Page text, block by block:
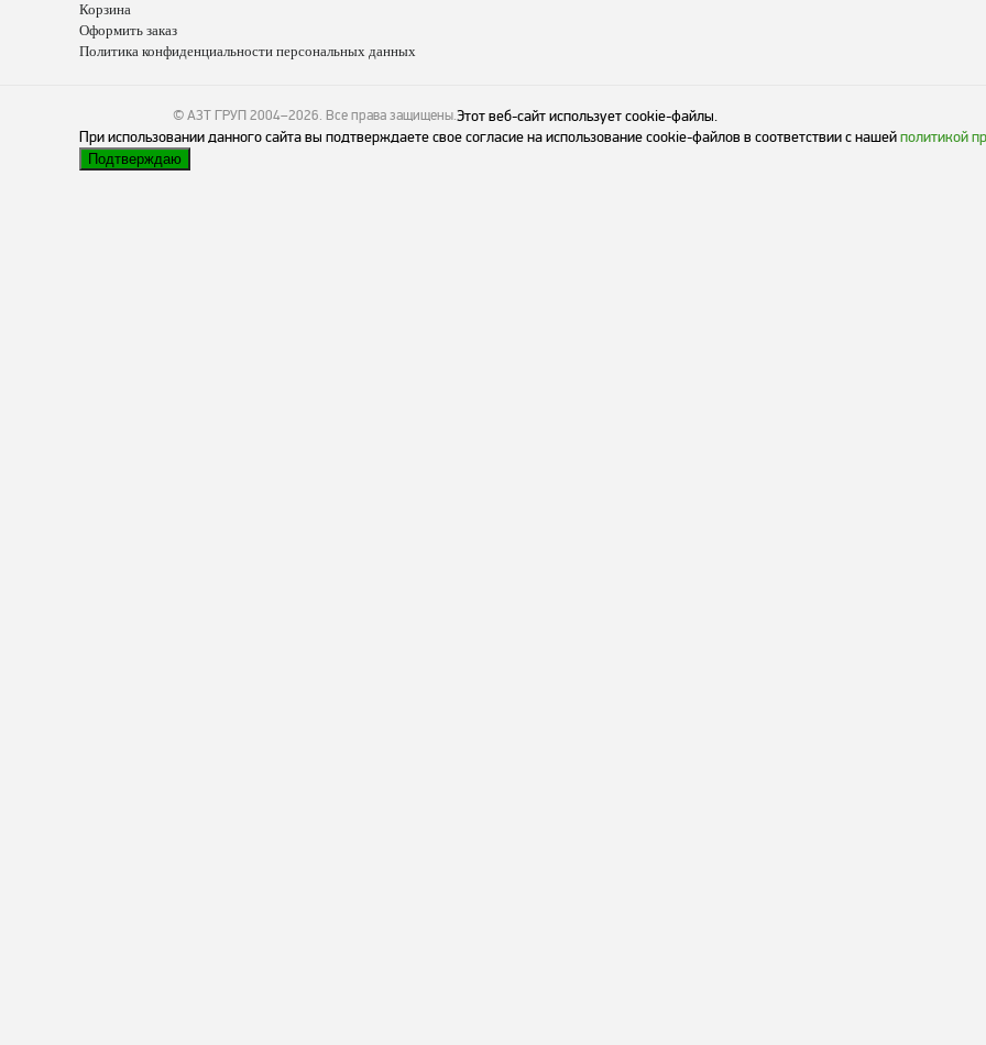
Корзина
Оформить заказ
Политика конфиденциальности персональных данных
© АЗТ ГРУП 2004–2026. Все права защищены.Этот веб-сайт использует cookie-файлы.
При использовании данного сайта вы подтверждаете свое согласие на использование cookie-файлов в соответствии с нашейполитикой
Подтверждаю